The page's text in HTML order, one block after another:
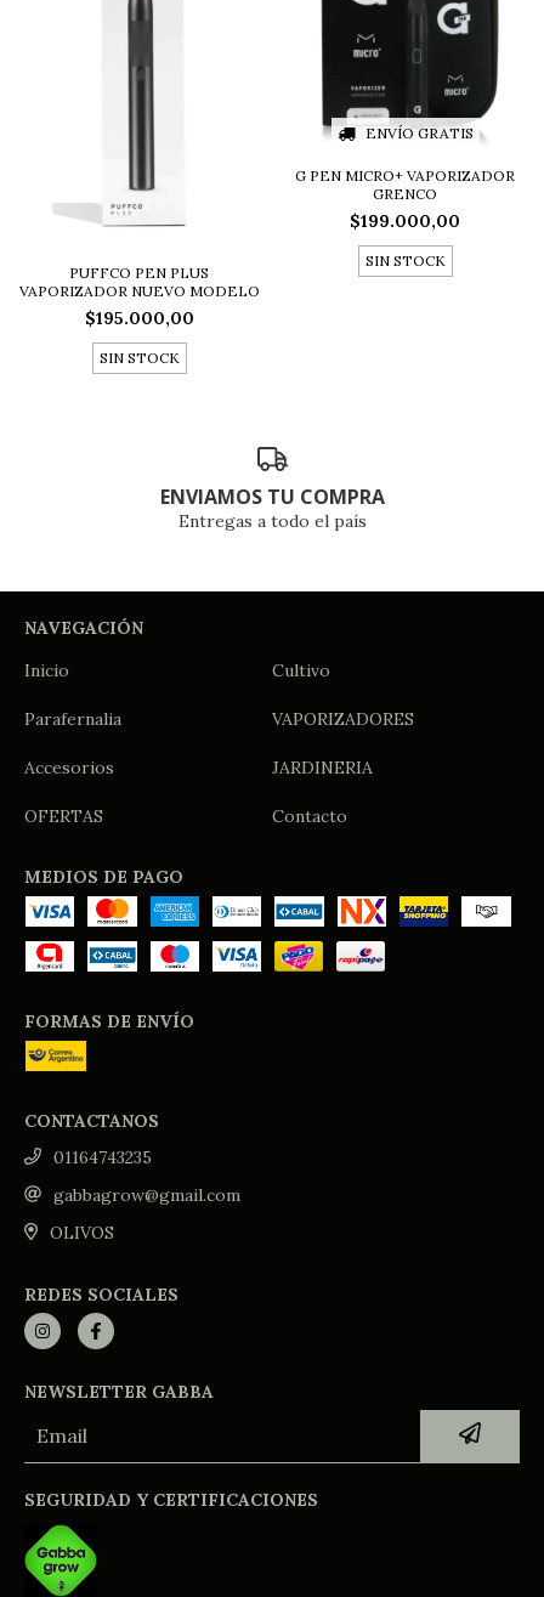
PUFFCO PEN PLUS
VAPORIZADOR NUEVO MODELO
$195.000,00
SIN STOCK
ENVÍO GRATIS
G PEN MICRO+ VAPORIZADOR
GRENCO
$199.000,00
SIN STOCK
ENVIAMOS TU COMPRA
Entregas a todo el país
NAVEGACIÓN
Inicio
Cultivo
Parafernalia VAPORIZADORES
Accesorios JARDINERIA
OFERTAS Contacto
MEDIOS DE PAGO
FORMAS DE ENVÍO
CONTACTANOS
01164743235
gabbagrow@gmail.com
OLIVOS
REDES SOCIALES
NEWSLETTER GABBA
SEGURIDAD Y CERTIFICACIONES